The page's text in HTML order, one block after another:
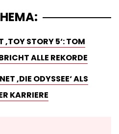
‚TOY STORY 5‘: TOM
ALLE REKORDE
‚DIE ODYSSEE‘ ALS
KARRIERE